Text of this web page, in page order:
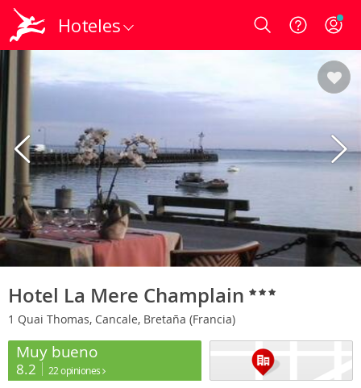
Hoteles Login
Hotel La Mere Champlain
1 Quai Thomas, Cancale, Bretaña (Francia)
Muy bueno
8.2 22 opiniones